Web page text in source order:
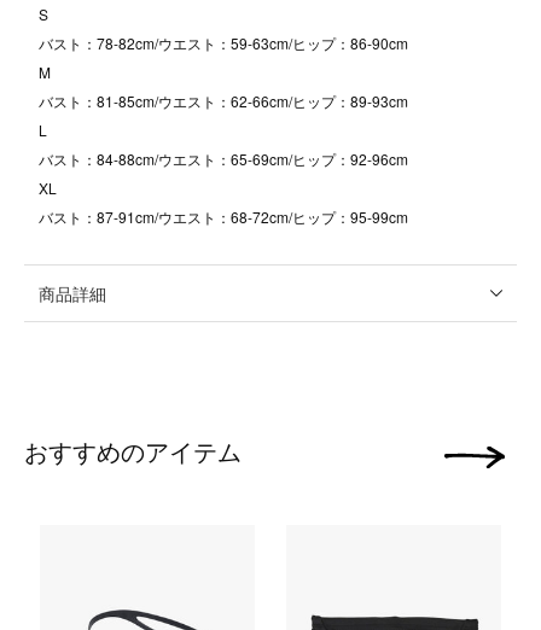
S
バスト：78-82cm/ウエスト：59-63cm/ヒップ：86-90cm
M
バスト：81-85cm/ウエスト：62-66cm/ヒップ：89-93cm
L
バスト：84-88cm/ウエスト：65-69cm/ヒップ：92-96cm
XL
バスト：87-91cm/ウエスト：68-72cm/ヒップ：95-99cm
商品詳細
おすすめのアイテム 次の画像